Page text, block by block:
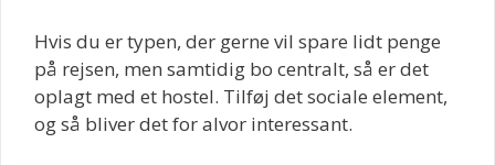
Hvis du er typen, der gerne vil spare lidt penge
på rejsen, men samtidig bo centralt, så er det
oplagt med et hostel. Tilføj det sociale element,
og så bliver det for alvor interessant.